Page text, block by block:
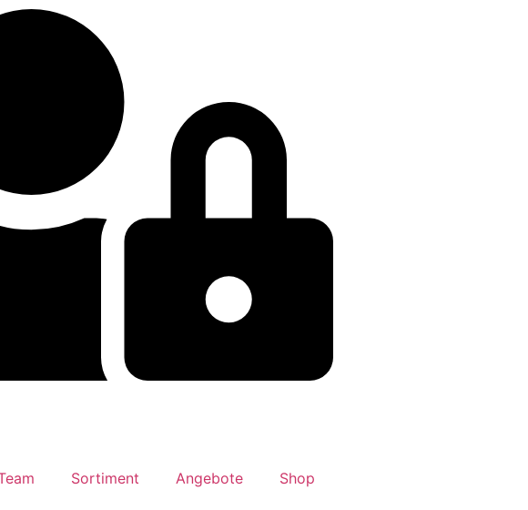
Sortiment Angebote Shop